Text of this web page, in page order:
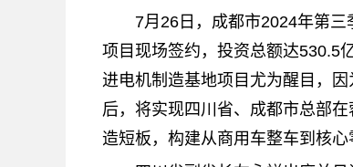
7月26日，成都市2024年第
项目现场签约，投资总额达530.5
进电机制造基地项目尤为醒目，
后，将实现四川省、成都市总部
造短板，构建从商用车整车到核心